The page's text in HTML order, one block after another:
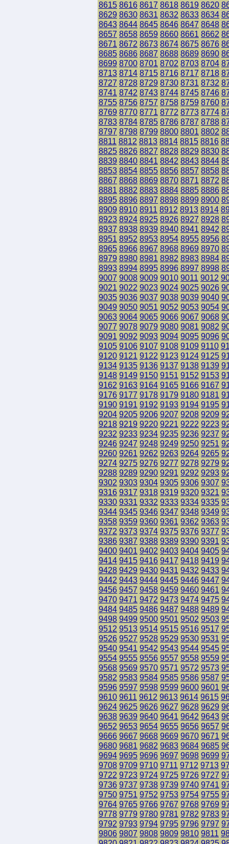
8615 8616 8617 8618 8619 8620
8629 8630 8631 8632 8633 8634
8643 8644 8645 8646 8647 8648
8657 8658 8659 8660 8661 8662
8671 8672 8673 8674 8675 8676
8685 8686 8687 8688 8689 8690
8699 8700 8701 8702 8703 8704
8713 8714 8715 8716 8717 8718
8727 8728 8729 8730 8731 8732
8741 8742 8743 8744 8745 8746
8755 8756 8757 8758 8759 8760
8769 8770 8771 8772 8773 8774
8783 8784 8785 8786 8787 8788
8797 8798 8799 8800 8801 8802
8811 8812 8813 8814 8815 8816
8825 8826 8827 8828 8829 8830
8839 8840 8841 8842 8843 8844
8853 8854 8855 8856 8857 8858
8867 8868 8869 8870 8871 8872
8881 8882 8883 8884 8885 8886
8895 8896 8897 8898 8899 8900
8909 8910 8911 8912 8913 8914
8923 8924 8925 8926 8927 8928
8937 8938 8939 8940 8941 8942
8951 8952 8953 8954 8955 8956
8965 8966 8967 8968 8969 8970
8979 8980 8981 8982 8983 8984
8993 8994 8995 8996 8997 8998
9007 9008 9009 9010 9011 9012
9021 9022 9023 9024 9025 9026
9035 9036 9037 9038 9039 9040
9049 9050 9051 9052 9053 9054
9063 9064 9065 9066 9067 9068
9077 9078 9079 9080 9081 9082
9091 9092 9093 9094 9095 9096
9105 9106 9107 9108 9109 9110
9120 9121 9122 9123 9124 9125
9134 9135 9136 9137 9138 9139
9148 9149 9150 9151 9152 9153
9162 9163 9164 9165 9166 9167
9176 9177 9178 9179 9180 9181
9190 9191 9192 9193 9194 9195
9204 9205 9206 9207 9208 9209
9218 9219 9220 9221 9222 9223
9232 9233 9234 9235 9236 9237
9246 9247 9248 9249 9250 9251
9260 9261 9262 9263 9264 9265
9274 9275 9276 9277 9278 9279
9288 9289 9290 9291 9292 9293
9302 9303 9304 9305 9306 9307
9316 9317 9318 9319 9320 9321
9330 9331 9332 9333 9334 9335
9344 9345 9346 9347 9348 9349
9358 9359 9360 9361 9362 9363
9372 9373 9374 9375 9376 9377
9386 9387 9388 9389 9390 9391
9400 9401 9402 9403 9404 9405
9414 9415 9416 9417 9418 9419
9428 9429 9430 9431 9432 9433
9442 9443 9444 9445 9446 9447
9456 9457 9458 9459 9460 9461
9470 9471 9472 9473 9474 9475
9484 9485 9486 9487 9488 9489
9498 9499 9500 9501 9502 9503
9512 9513 9514 9515 9516 9517
9526 9527 9528 9529 9530 9531
9540 9541 9542 9543 9544 9545
9554 9555 9556 9557 9558 9559
9568 9569 9570 9571 9572 9573
9582 9583 9584 9585 9586 9587
9596 9597 9598 9599 9600 9601
9610 9611 9612 9613 9614 9615
9624 9625 9626 9627 9628 9629
9638 9639 9640 9641 9642 9643
9652 9653 9654 9655 9656 9657
9666 9667 9668 9669 9670 9671
9680 9681 9682 9683 9684 9685
9694 9695 9696 9697 9698 9699
9708 9709 9710 9711 9712 9713
9722 9723 9724 9725 9726 9727
9736 9737 9738 9739 9740 9741
9750 9751 9752 9753 9754 9755
9764 9765 9766 9767 9768 9769
9778 9779 9780 9781 9782 9783
9792 9793 9794 9795 9796 9797
9806 9807 9808 9809 9810 9811